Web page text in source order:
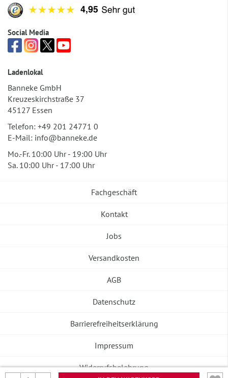
Social Media
Ladenlokal
Banneke GmbH
Kreuzeskirchstraße 37
45127 Essen
Telefon: +49 201 24771 0
E-Mail: info@banneke.de
Mo.-Fr. 10:00 Uhr - 19:00 Uhr
Sa. 10:00 Uhr - 17:00 Uhr
Fachgeschäft
Kontakt
Jobs
Versandkosten
AGB
Datenschutz
Barrierefreiheitserklärung
Impressum
Widerrufsbelehrung